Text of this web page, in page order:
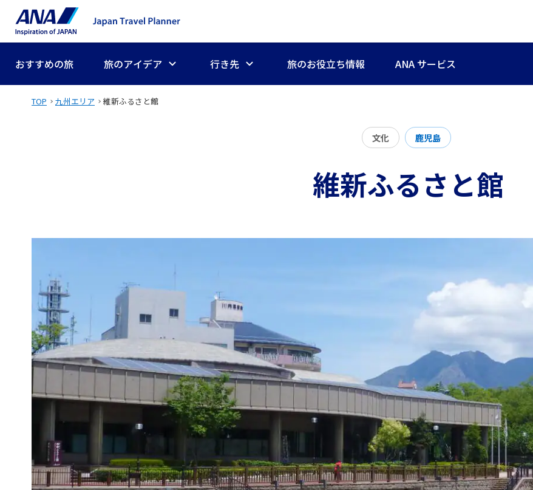
おすすめの旅 旅のアイデア 行き先 旅のお役立ち情報 ANA サービス
TOP 九州エリア 維新ふるさと館
文化 鹿児島
維新ふるさと館